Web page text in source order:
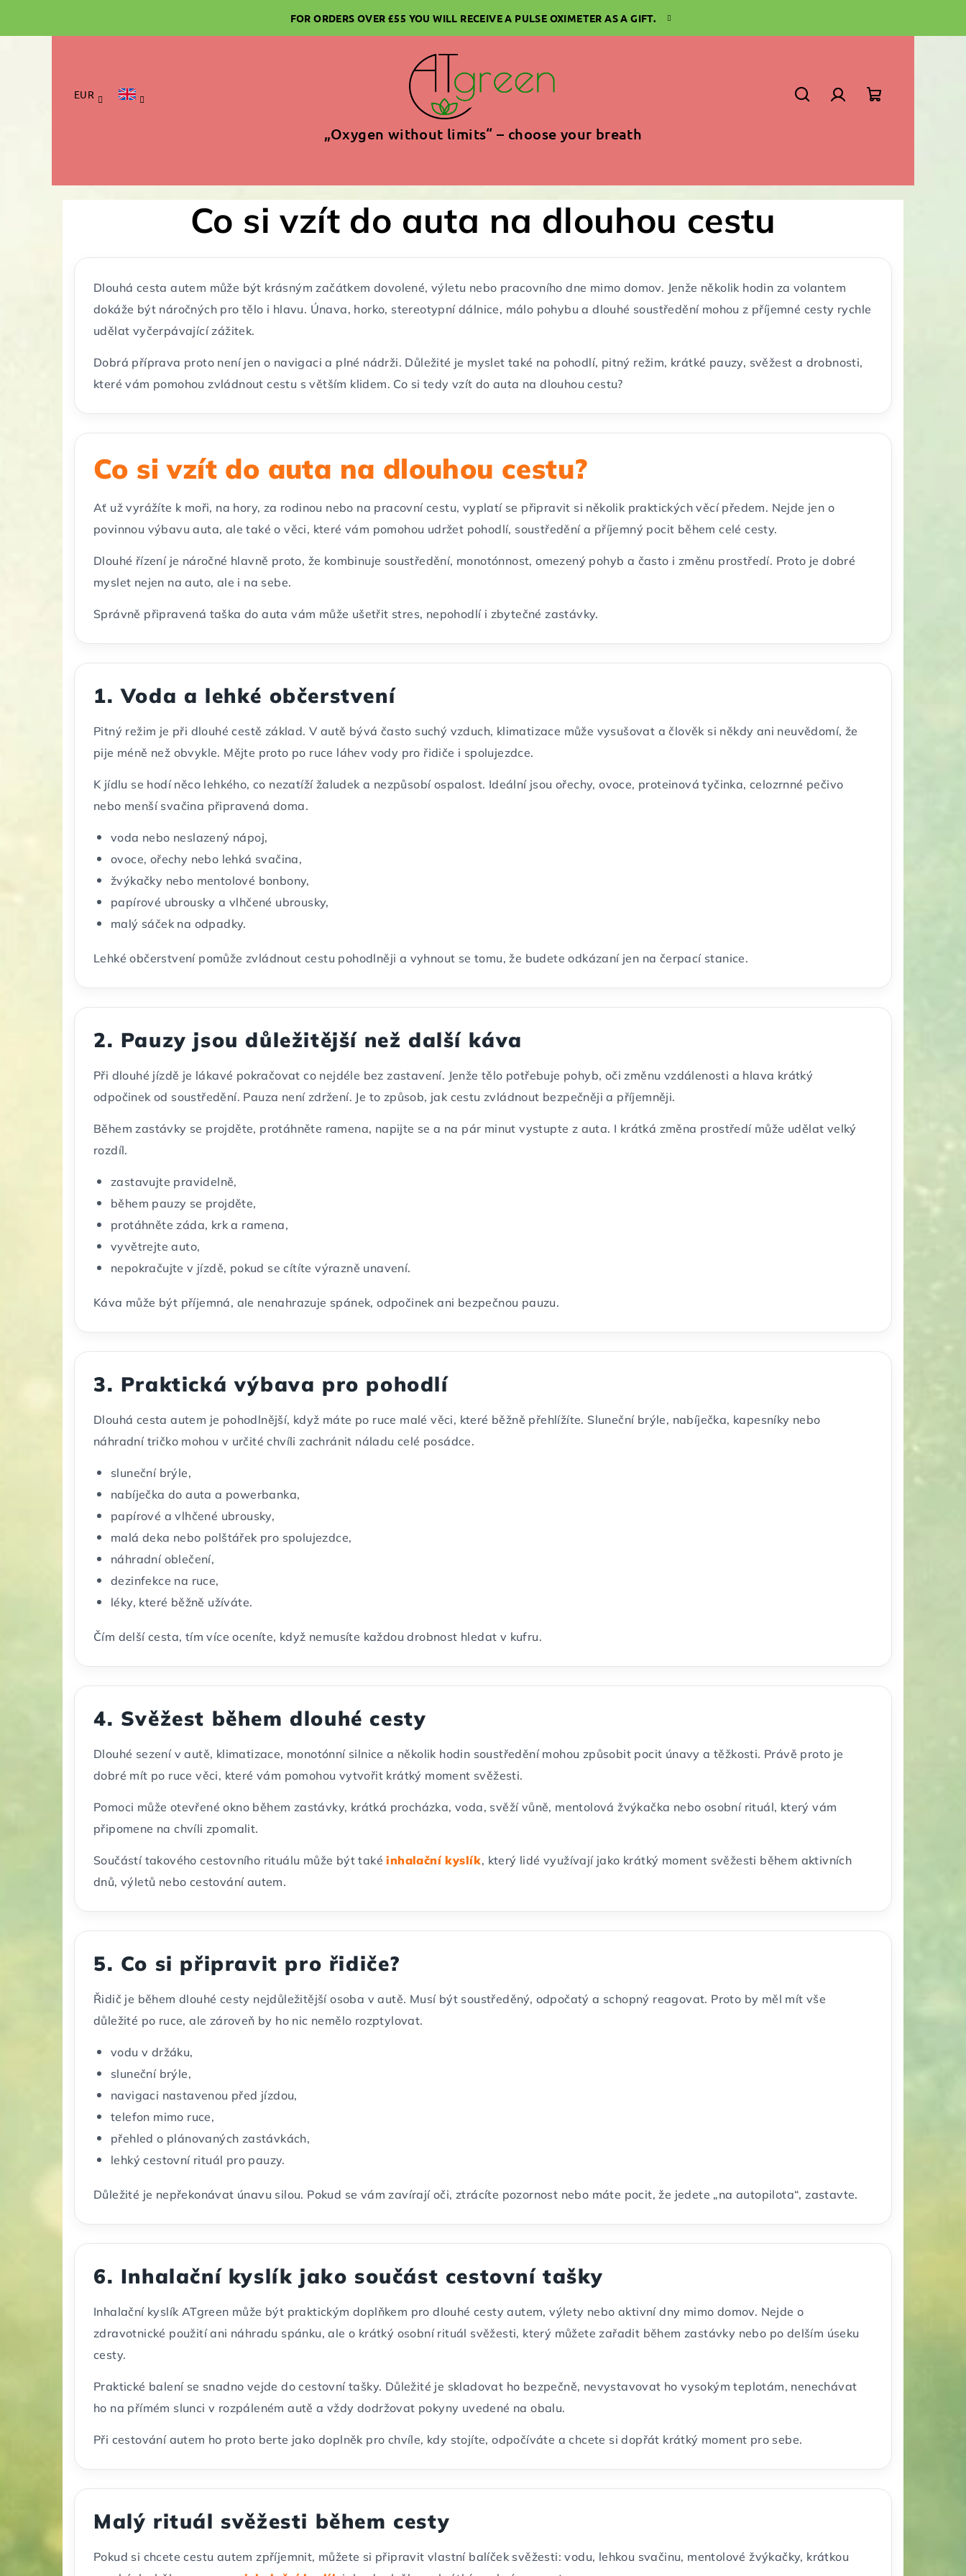
FOR ORDERS OVER £55 YOU WILL RECEIVE A PULSE OXIMETER AS A GIFT.
EUR
„Oxygen without limits“ – choose your breath
Co si vzít do auta na dlouhou cestu
Dlouhá cesta autem může být krásným začátkem dovolené, výletu nebo pracovního dne mimo domov. Jenže několik hodin za volantem
dokáže být náročných pro tělo i hlavu. Únava, horko, stereotypní dálnice, málo pohybu a dlouhé soustředění mohou z příjemné cesty rychle
udělat vyčerpávající zážitek.
Dobrá příprava proto není jen o navigaci a plné nádrži. Důležité je myslet také na pohodlí, pitný režim, krátké pauzy, svěžest a drobnosti,
které vám pomohou zvládnout cestu s větším klidem. Co si tedy vzít do auta na dlouhou cestu?
Co si vzít do auta na dlouhou cestu?
Ať už vyrážíte k moři, na hory, za rodinou nebo na pracovní cestu, vyplatí se připravit si několik praktických věcí předem. Nejde jen o
povinnou výbavu auta, ale také o věci, které vám pomohou udržet pohodlí, soustředění a příjemný pocit během celé cesty.
Dlouhé řízení je náročné hlavně proto, že kombinuje soustředění, monotónnost, omezený pohyb a často i změnu prostředí. Proto je dobré
myslet nejen na auto, ale i na sebe.
Správně připravená taška do auta vám může ušetřit stres, nepohodlí i zbytečné zastávky.
1. Voda a lehké občerstvení
Pitný režim je při dlouhé cestě základ. V autě bývá často suchý vzduch, klimatizace může vysušovat a člověk si někdy ani neuvědomí, že
pije méně než obvykle. Mějte proto po ruce láhev vody pro řidiče i spolujezdce.
K jídlu se hodí něco lehkého, co nezatíží žaludek a nezpůsobí ospalost. Ideální jsou ořechy, ovoce, proteinová tyčinka, celozrnné pečivo
nebo menší svačina připravená doma.
voda nebo neslazený nápoj,
ovoce, ořechy nebo lehká svačina,
žvýkačky nebo mentolové bonbony,
papírové ubrousky a vlhčené ubrousky,
malý sáček na odpadky.
Lehké občerstvení pomůže zvládnout cestu pohodlněji a vyhnout se tomu, že budete odkázaní jen na čerpací stanice.
2. Pauzy jsou důležitější než další káva
Při dlouhé jízdě je lákavé pokračovat co nejdéle bez zastavení. Jenže tělo potřebuje pohyb, oči změnu vzdálenosti a hlava krátký
odpočinek od soustředění. Pauza není zdržení. Je to způsob, jak cestu zvládnout bezpečněji a příjemněji.
Během zastávky se projděte, protáhněte ramena, napijte se a na pár minut vystupte z auta. I krátká změna prostředí může udělat velký
rozdíl.
zastavujte pravidelně,
během pauzy se projděte,
protáhněte záda, krk a ramena,
vyvětrejte auto,
nepokračujte v jízdě, pokud se cítíte výrazně unavení.
Káva může být příjemná, ale nenahrazuje spánek, odpočinek ani bezpečnou pauzu.
3. Praktická výbava pro pohodlí
Dlouhá cesta autem je pohodlnější, když máte po ruce malé věci, které běžně přehlížíte. Sluneční brýle, nabíječka, kapesníky nebo
náhradní tričko mohou v určité chvíli zachránit náladu celé posádce.
sluneční brýle,
nabíječka do auta a powerbanka,
papírové a vlhčené ubrousky,
malá deka nebo polštářek pro spolujezdce,
náhradní oblečení,
dezinfekce na ruce,
léky, které běžně užíváte.
Čím delší cesta, tím více oceníte, když nemusíte každou drobnost hledat v kufru.
4. Svěžest během dlouhé cesty
Dlouhé sezení v autě, klimatizace, monotónní silnice a několik hodin soustředění mohou způsobit pocit únavy a těžkosti. Právě proto je
dobré mít po ruce věci, které vám pomohou vytvořit krátký moment svěžesti.
Pomoci může otevřené okno během zastávky, krátká procházka, voda, svěží vůně, mentolová žvýkačka nebo osobní rituál, který vám
připomene na chvíli zpomalit.
Součástí takového cestovního rituálu může být takéinhalační kyslík, který lidé využívají jako krátký moment svěžesti během aktivních
dnů, výletů nebo cestování autem.
5. Co si připravit pro řidiče?
Řidič je během dlouhé cesty nejdůležitější osoba v autě. Musí být soustředěný, odpočatý a schopný reagovat. Proto by měl mít vše
důležité po ruce, ale zároveň by ho nic nemělo rozptylovat.
vodu v držáku,
sluneční brýle,
navigaci nastavenou před jízdou,
telefon mimo ruce,
přehled o plánovaných zastávkách,
lehký cestovní rituál pro pauzy.
Důležité je nepřekonávat únavu silou. Pokud se vám zavírají oči, ztrácíte pozornost nebo máte pocit, že jedete „na autopilota“, zastavte.
6. Inhalační kyslík jako součást cestovní tašky
Inhalační kyslík ATgreen může být praktickým doplňkem pro dlouhé cesty autem, výlety nebo aktivní dny mimo domov. Nejde o
zdravotnické použití ani náhradu spánku, ale o krátký osobní rituál svěžesti, který můžete zařadit během zastávky nebo po delším úseku
cesty.
Praktické balení se snadno vejde do cestovní tašky. Důležité je skladovat ho bezpečně, nevystavovat ho vysokým teplotám, nenechávat
ho na přímém slunci v rozpáleném autě a vždy dodržovat pokyny uvedené na obalu.
Při cestování autem ho proto berte jako doplněk pro chvíle, kdy stojíte, odpočíváte a chcete si dopřát krátký moment pro sebe.
Malý rituál svěžesti během cesty
Pokud si chcete cestu autem zpříjemnit, můžete si připravit vlastní balíček svěžesti: vodu, lehkou svačinu, mentolové žvýkačky, krátkou